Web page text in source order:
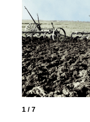
1 / 7